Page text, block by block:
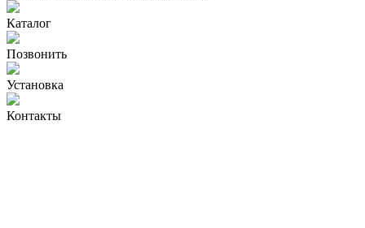
Каталог
Позвонить
Установка
Контакты